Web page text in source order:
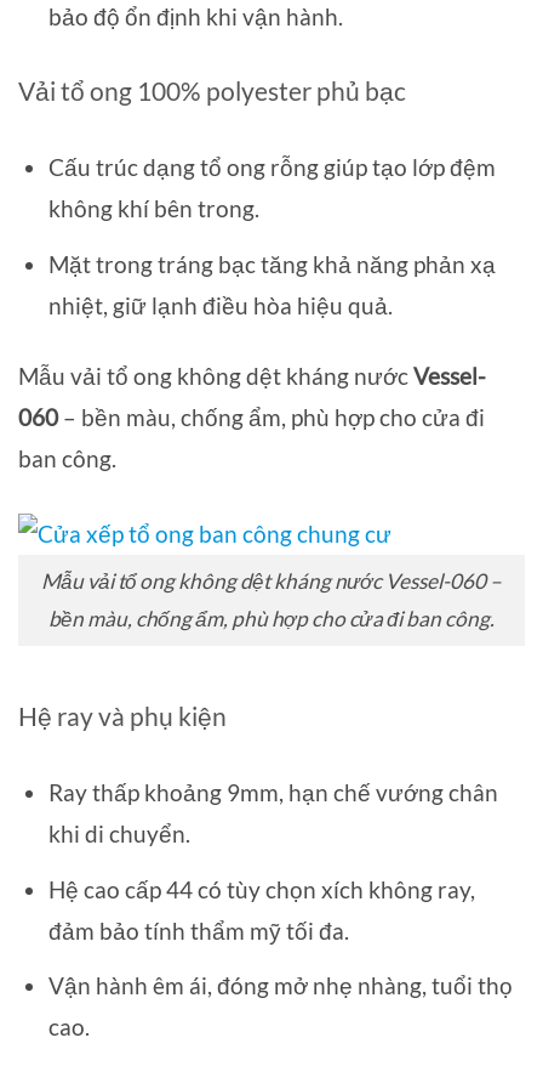
bảo độ ổn định khi vận hành.
Vải tổ ong 100% polyester phủ bạc
Cấu trúc dạng tổ ong rỗng giúp tạo lớp đệm
không khí bên trong.
Mặt trong tráng bạc tăng khả năng phản xạ
nhiệt, giữ lạnh điều hòa hiệu quả.
Mẫu vải tổ ong không dệt kháng nướcVessel-
060– bền màu, chống ẩm, phù hợp cho cửa đi
ban công.
Mẫu vải tổ ong không dệt kháng nước Vessel-060 –
bền màu, chống ẩm, phù hợp cho cửa đi ban công.
Hệ ray và phụ kiện
Ray thấp khoảng 9mm, hạn chế vướng chân
khi di chuyển.
Hệ cao cấp 44 có tùy chọn xích không ray,
đảm bảo tính thẩm mỹ tối đa.
Vận hành êm ái, đóng mở nhẹ nhàng, tuổi thọ
cao.